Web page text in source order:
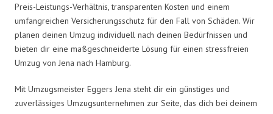
Preis-Leistungs-Verhältnis, transparenten Kosten und einem
umfangreichen Versicherungsschutz für den Fall von Schäden. Wir
planen deinen Umzug individuell nach deinen Bedürfnissen und
bieten dir eine maßgeschneiderte Lösung für einen stressfreien
Umzug von Jena nach Hamburg.
Mit Umzugsmeister Eggers Jena steht dir ein günstiges und
zuverlässiges Umzugsunternehmen zur Seite, das dich bei deinem